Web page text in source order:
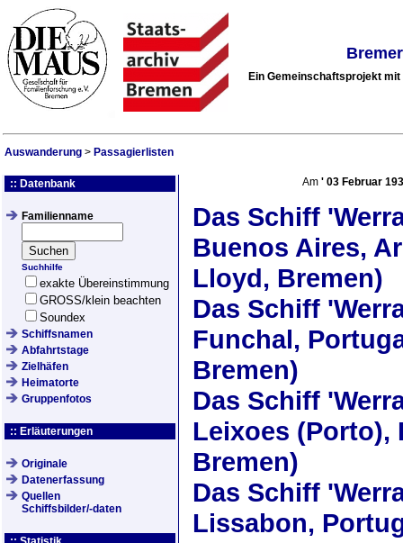
Ein Gemeinschaftsprojekt
Auswanderung > Passagierlisten
:: Datenbank
Familienname
Suchhilfe
exakte Übereinstimmung
GROSS/klein beachten
Soundex
Schiffsnamen
Abfahrtstage
Zielhäfen
Heimatorte
Gruppenfotos
:: Erläuterungen
Originale
Datenerfassung
Quellen
Schiffsbilder/-daten
Am ' 03 Februar
Das Schiff
Buenos Aires,
Lloyd, Bremen)
Das Schiff
Funchal,
Bremen)
Das Schiff
Leixoes (Porto),
Bremen)
Das Schiff
Lissabon,